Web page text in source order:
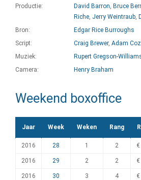
Productie:
David Barron, Bruce
Riche, Jerry Weintraub,
Bron:
Edgar Rice Burroughs
Script:
Craig Brewer, Adam
Muziek:
Rupert Gregson-
Camera:
Henry Braham
Weekend boxoffice
Jaar Week Weken Rang
2016 28 1 2 €
2016 29 2 2 €
2016 30 3 4 €